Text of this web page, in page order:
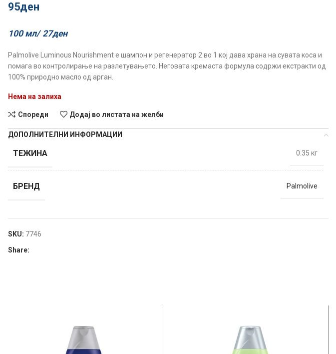
95ден
100 мл/ 27ден
Palmolive Luminous Nourishment е шампон и регенератор 2 во 1 кој дава храна на сувата коса и
помага во контролирање на разлетувањето. Неговата кремаста формула содржи екстракти од
100% природно масло од арган.
Нема на залиха
Спореди Додај во листата на желби
ДОПОЛНИТЕЛНИ ИНФОРМАЦИИ
ТЕЖИНА 0.35 кг
БРЕНД Palmolive
SKU: 7746
Share: